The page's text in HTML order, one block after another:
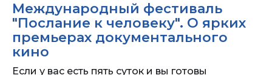
Международный фестиваль
"Послание к человеку". О ярких
премьерах документального
кино
Если у вас есть пять суток и вы готовы